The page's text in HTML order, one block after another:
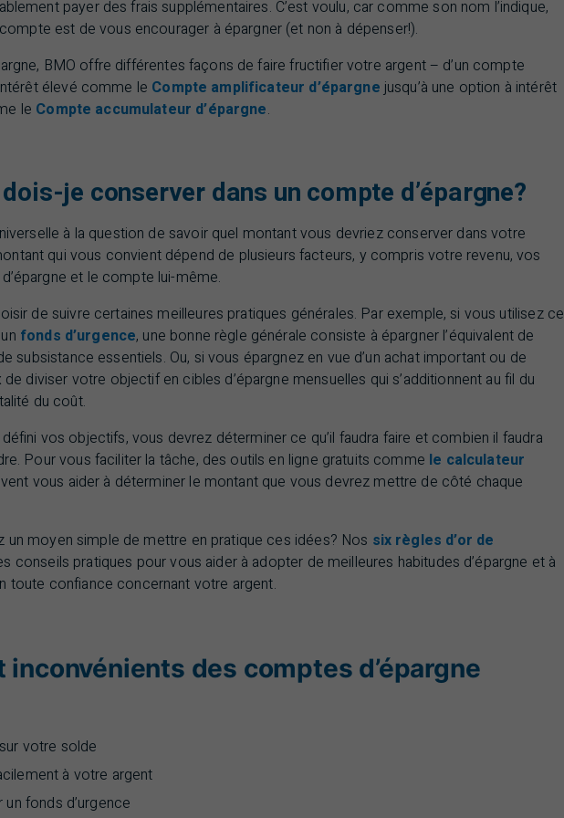
payer des frais supplémentaires. C’est voulu, car comme son nom l’indique,
est de vous encourager à épargner (et non à dépenser!).
BMO offre différentes façons de faire fructifier votre argent – d’un compte
élevé comme le Compte amplificateur d’épargne jusqu’à une option à intérêt
le Compte accumulateur d’épargne.
je conserver dans un compte d’épargne?
à la question de savoir quel montant vous devriez conserver dans votre
qui vous convient dépend de plusieurs facteurs, y compris votre revenu, vos
et le compte lui-même.
de suivre certaines meilleures pratiques générales. Par exemple, si vous utilisez ce
fonds d’urgence, une bonne règle générale consiste à épargner l’équivalent de
subsistance essentiels. Ou, si vous épargnez en vue d’un achat important ou de
diviser votre objectif en cibles d’épargne mensuelles qui s’additionnent au fil du
du coût.
vos objectifs, vous devrez déterminer ce qu’il faudra faire et combien il faudra
Pour vous faciliter la tâche, des outils en ligne gratuits comme le calculateur
vous aider à déterminer le montant que vous devrez mettre de côté chaque
un moyen simple de mettre en pratique ces idées? Nos six règles d’or de
conseils pratiques pour vous aider à adopter de meilleures habitudes d’épargne et à
toute confiance concernant votre argent.
inconvénients des comptes d’épargne
votre solde
à votre argent
fonds d’urgence